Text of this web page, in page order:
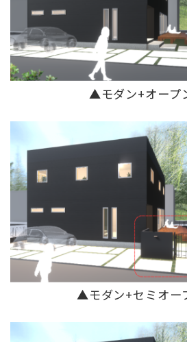
▲モダン+オープ
▲モダン+セミオー